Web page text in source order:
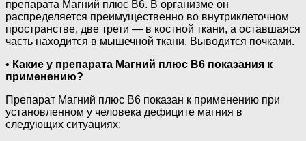
препарата Магний плюс В6. В организме он
распределяется преимущественно во внутриклеточном
пространстве, две трети — в костной ткани, а оставшаяся
часть находится в мышечной ткани. Выводится почками.
• Какие у препарата Магний плюс В6 показания к
применению?
Препарат Магний плюс В6 показан к применению при
установленном у человека дефиците магния в
следующих ситуациях: